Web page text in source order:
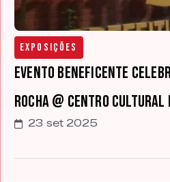
Exposições
Evento beneficente
Rocha @ Centro Cultural
23 set 2025